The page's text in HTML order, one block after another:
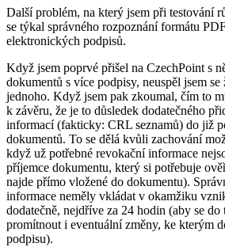
Další problém, na který jsem při testování
se týkal správného rozpoznání formátu
elektronických podpisů.
Když jsem poprvé přišel na CzechPoint s
dokumentů s více podpisy, neuspěl jsem
jednoho. Když jsem pak zkoumal, čím to
k závěru, že je to důsledek dodatečného
informací (fakticky: CRL seznamů) do již
dokumentů. To se dělá kvůli zachování
když už potřebné revokační informace
příjemce dokumentu, který si potřebuje
najde přímo vložené do dokumentu).
informace neměly vkládat v okamžiku
dodatečně, nejdříve za 24 hodin (aby se
promítnout i eventuální změny, ke kterým
podpisu).